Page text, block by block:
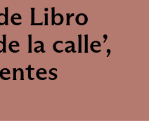
Libro
la calle’,